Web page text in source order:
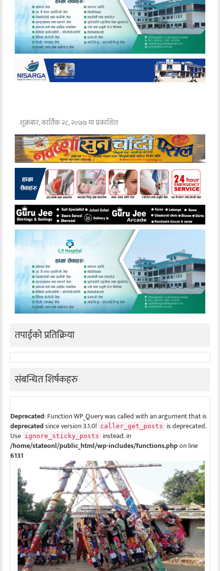
शुक्रबार, कार्तिक २८, २०७७ मा प्रकाशित
तपाईको प्रतिक्रिया
संबन्धित शिर्षकहरु
Deprecated: Function WP_Query was called with an argument that is
deprecatedsince version 3.1.0! caller_get_posts is deprecated.
Use ignore_sticky_posts instead. in
/home/stateonl/public_html/wp-includes/functions.phpon line
6131